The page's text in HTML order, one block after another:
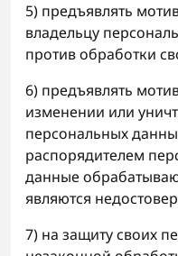
5) предъявлять
владельцу
против обработки
6) предъявлять
изменении или
персональных
распорядителем
данные
являются
7) на защиту своих